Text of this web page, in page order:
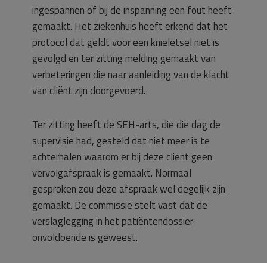
ingespannen of bij de inspanning een fout heeft
gemaakt. Het ziekenhuis heeft erkend dat het
protocol dat geldt voor een knieletsel niet is
gevolgd en ter zitting melding gemaakt van
verbeteringen die naar aanleiding van de klacht
van cliënt zijn doorgevoerd.
Ter zitting heeft de SEH-arts, die die dag de
supervisie had, gesteld dat niet meer is te
achterhalen waarom er bij deze cliënt geen
vervolgafspraak is gemaakt. Normaal
gesproken zou deze afspraak wel degelijk zijn
gemaakt. De commissie stelt vast dat de
verslaglegging in het patiëntendossier
onvoldoende is geweest.